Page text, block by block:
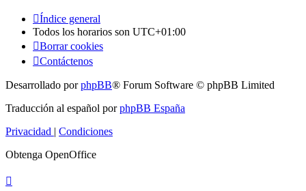
Índice general
Todos los horarios son UTC+01:00
Borrar cookies
Contáctenos
Desarrollado porphpBB® Forum Software © phpBB Limited
Traducción al español porphpBB España
Privacidad | Condiciones
Obtenga OpenOffice